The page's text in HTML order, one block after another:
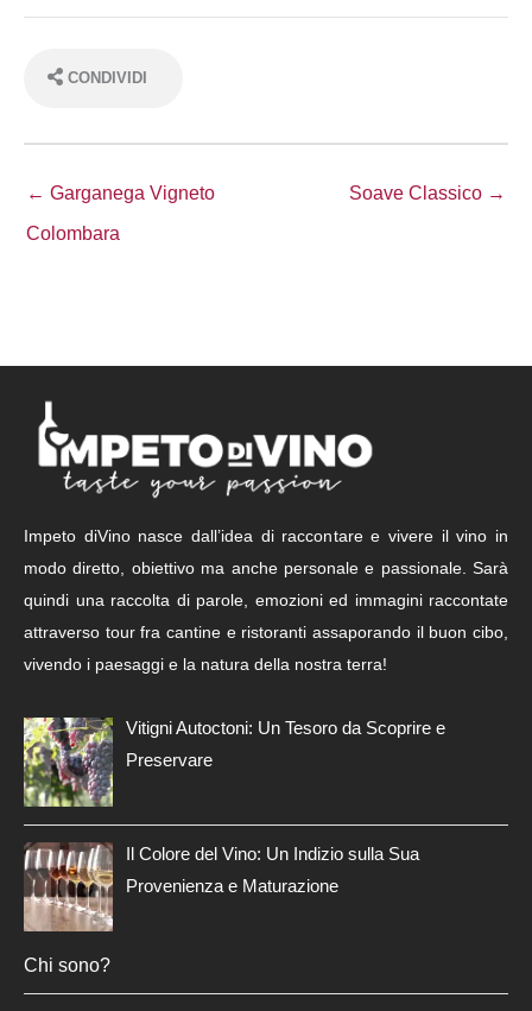
CONDIVIDI
← Garganega Vigneto
Colombara
Soave Classico →
Impeto diVino nasce dall’idea di raccontare e vivere il vino in
modo diretto, obiettivo ma anche personale e passionale. Sarà
quindi una raccolta di parole, emozioni ed immagini raccontate
attraverso tour fra cantine e ristoranti assaporando il buon cibo,
vivendo i paesaggi e la natura della nostra terra!
Vitigni Autoctoni: Un Tesoro da Scoprire e
Preservare
Il Colore del Vino: Un Indizio sulla Sua
Provenienza e Maturazione
Chi sono?